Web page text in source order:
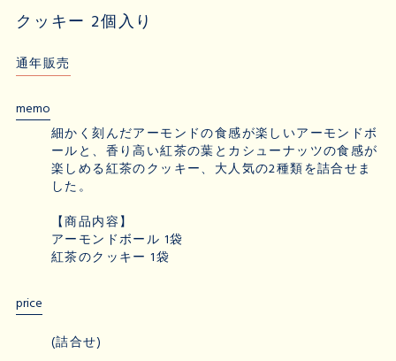
クッキー 2個入り
通年販売
memo
細かく刻んだアーモンドの食感が楽しいアーモンドボ
ールと、香り高い紅茶の葉とカシューナッツの食感が
楽しめる紅茶のクッキー、大人気の2種類を詰合せま
した。
【商品内容】
アーモンドボール 1袋
紅茶のクッキー 1袋
price
(詰合せ)